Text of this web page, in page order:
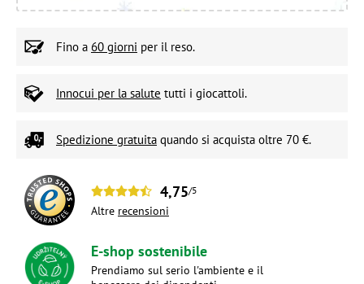
Fino a 60 giorni per il reso.
Innocui per la salute tutti i giocattoli.
Spedizione gratuita quando si acquista oltre 70 €.
4,75/5
Altre recensioni
E-shop sostenibile
Prendiamo sul serio l'ambiente e il